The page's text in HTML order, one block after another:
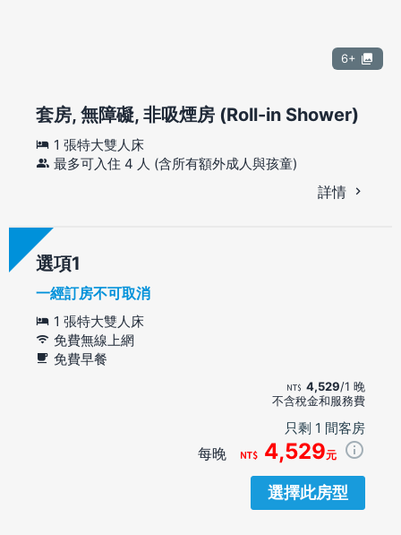
6+
套房, 無障礙, 非吸煙房 (Roll-in Shower)
1 張特大雙人床
最多可入住 4 人 (含所有額外成人與孩童)
詳情
選項
一經訂房不可取消
1 張特大雙人床
免費無線上網
免費早餐
4,529/1 晚
不含稅金和服務費
只剩 1 間客房
每晚 4,529元
選擇此房型